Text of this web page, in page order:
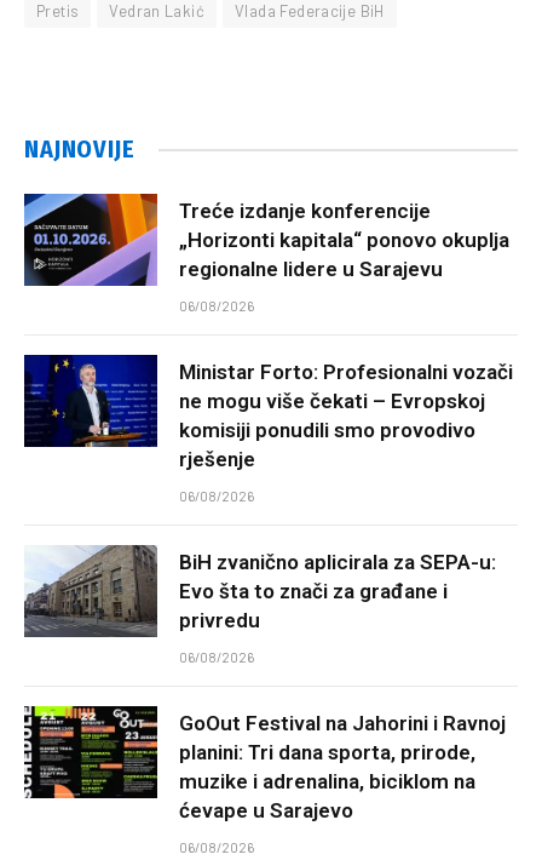
Pretis
Vedran Lakić Vlada Federacije BiH
NAJNOVIJE
Treće izdanje konferencije
„Horizonti kapitala“ ponovo okuplja
regionalne lidere u Sarajevu
06/08/2026
Ministar Forto: Profesionalni vozači
ne mogu više čekati – Evropskoj
komisiji ponudili smo provodivo
rješenje
06/08/2026
BiH zvanično aplicirala za SEPA-u:
Evo šta to znači za građane i
privredu
06/08/2026
GoOut Festival na Jahorini i Ravnoj
planini: Tri dana sporta, prirode,
muzike i adrenalina, biciklom na
ćevape u Sarajevo
06/08/2026